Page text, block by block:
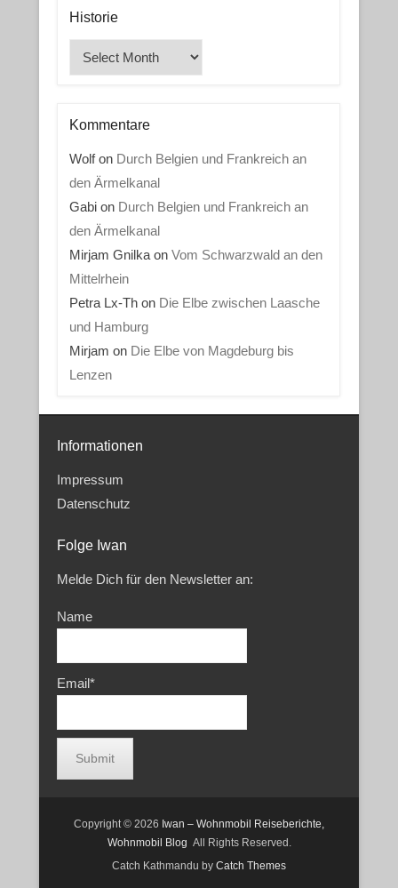
Historie
Historie
Kommentare
Wolfon Durch Belgien und Frankreich an
den Ärmelkanal
Gabion Durch Belgien und Frankreich an
den Ärmelkanal
Mirjam Gnilkaon Vom Schwarzwald an den
Mittelrhein
Petra Lx-Thon Die Elbe zwischen Laasche
und Hamburg
Mirjam on Die Elbe von Magdeburg bis
Lenzen
Informationen
Impressum
Datenschutz
Folge Iwan
Melde Dich für den Newsletter an:
Name
Email*
Copyright © 2026 Iwan – Wohnmobil Reiseberichte,
Wohnmobil Blog All Rights Reserved.
Catch Kathmandu by Catch Themes